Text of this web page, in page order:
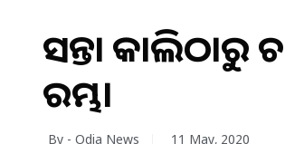
ଆସନ୍ତା କାଲିଠାରୁ
ଆରମ୍ଭ।
By - Odia News 11 May, 2020